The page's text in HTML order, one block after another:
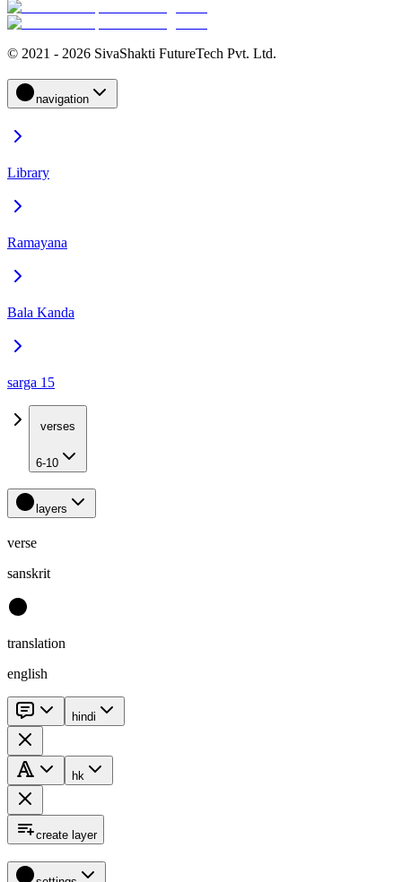
© 2021 - 2026 SivaShakti FutureTech Pvt. Ltd.
navigation
Library
Ramayana
Bala Kanda
sarga 15
verses
6-10
layers
verse
sanskrit
translation
english
hindi
hk
create layer